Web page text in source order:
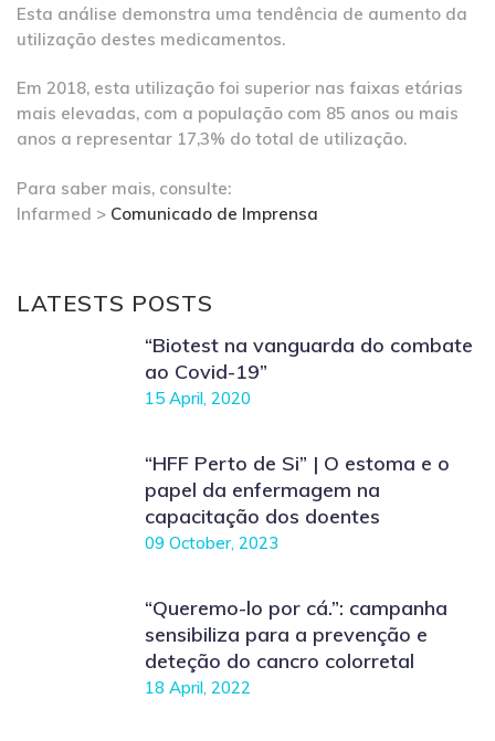
Esta análise demonstra uma tendência de aumento da
utilização destes medicamentos.
Em 2018, esta utilização foi superior nas faixas etárias
mais elevadas, com a população com 85 anos ou mais
anos a representar 17,3% do total de utilização.
Para saber mais, consulte:
Infarmed > Comunicado de Imprensa
LATESTS POSTS
“Biotest na vanguarda do combate
ao Covid-19”
15 April, 2020
“HFF Perto de Si” | O estoma e o
papel da enfermagem na
capacitação dos doentes
09 October, 2023
“Queremo-lo por cá.”: campanha
sensibiliza para a prevenção e
deteção do cancro colorretal
18 April, 2022